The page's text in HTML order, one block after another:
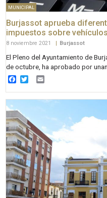
MUNICIPAL
Burjassot aprueba
impuestos sobre
8 noviembre 2021 | Burjassot
El Pleno del Ayuntamiento de
de octubre, ha aprobado por
Facebook
Twitter